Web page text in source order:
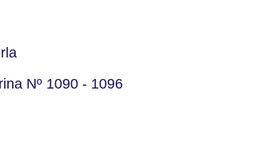
Nº 1090 - 1096